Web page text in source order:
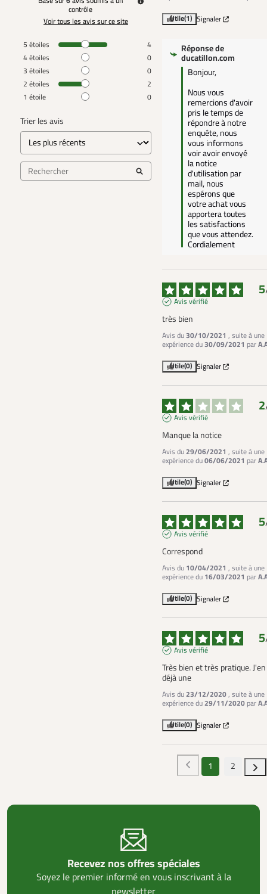
contrôle
Voir tous les avis sur ce site
5 étoiles
4
4étoiles
0
3 étoiles
0
2 étoiles
2
1 étoile 0
Trier les avis
Utile(1) Signaler
Réponse de
ducatillon.com
Bonjour,
Nous vous
remercions d'avoir
pris le temps de
répondre à notre
enquête, nous
vous informons
voir avoir envoyé
la notice
d'utilisation par
mail, nous
espérons que
votre achat vous
apportera toutes
les satisfactions
que vous attendez.
Cordialement
5
Avis vérifié
très bien
Avis du30/10/2021 , suite à une
expérience du30/09/2021 par
Utile(0) Signaler
2
Avis vérifié
Manque la notice
Avis du29/06/2021 , suite à une
expérience du06/06/2021 par
Utile(0) Signaler
5
Avis vérifié
Correspond
Avis du 10/04/2021 , suite à une
expérience du 16/03/2021 par
Utile(0) Signaler
5
Avis vérifié
Très bien et très pratique.
déjà une
Avis du23/12/2020, suite à une
expérience du29/11/2020 par
Utile(0) Signaler
1 2
Recevez nos offres spéciales
Soyez le premier informé en vous inscrivant à la